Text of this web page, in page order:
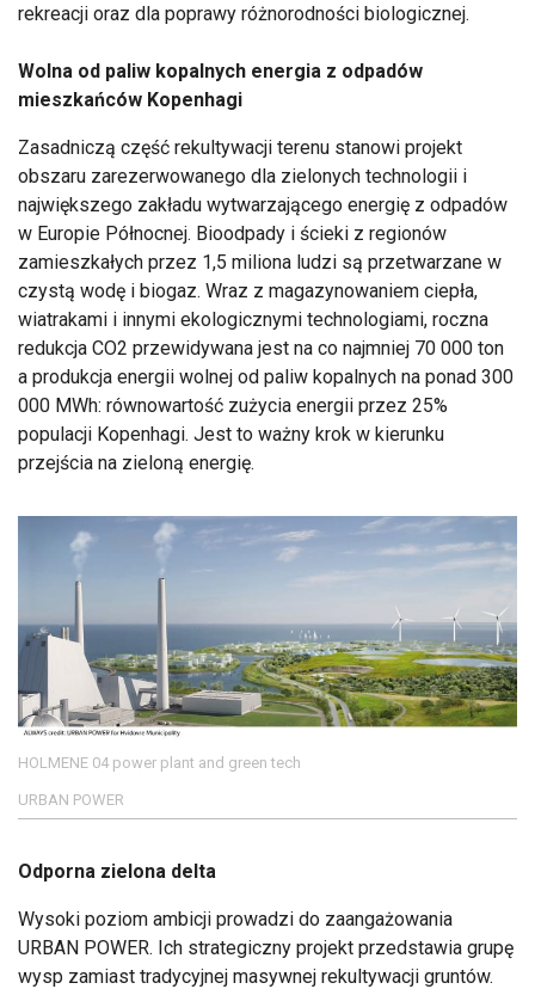
rekreacji oraz dla poprawy różnorodności biologicznej.
Wolna od paliw kopalnych energia z odpadów
mieszkańców Kopenhagi
Zasadniczą część rekultywacji terenu stanowi projekt
obszaru zarezerwowanego dla zielonych technologii i
największego zakładu wytwarzającego energię z odpadów
w Europie Północnej. Bioodpady i ścieki z regionów
zamieszkałych przez 1,5 miliona ludzi są przetwarzane w
czystą wodę i biogaz. Wraz z magazynowaniem ciepła,
wiatrakami i innymi ekologicznymi technologiami, roczna
redukcja CO2 przewidywana jest na co najmniej 70 000 ton
a produkcja energii wolnej od paliw kopalnych na ponad 300
000 MWh: równowartość zużycia energii przez 25%
populacji Kopenhagi. Jest to ważny krok w kierunku
przejścia na zieloną energię.
HOLMENE 04 power plant and green tech
URBAN POWER
Odporna zielona delta
Wysoki poziom ambicji prowadzi do zaangażowania
URBAN POWER. Ich strategiczny projekt przedstawia grupę
wysp zamiast tradycyjnej masywnej rekultywacji gruntów.